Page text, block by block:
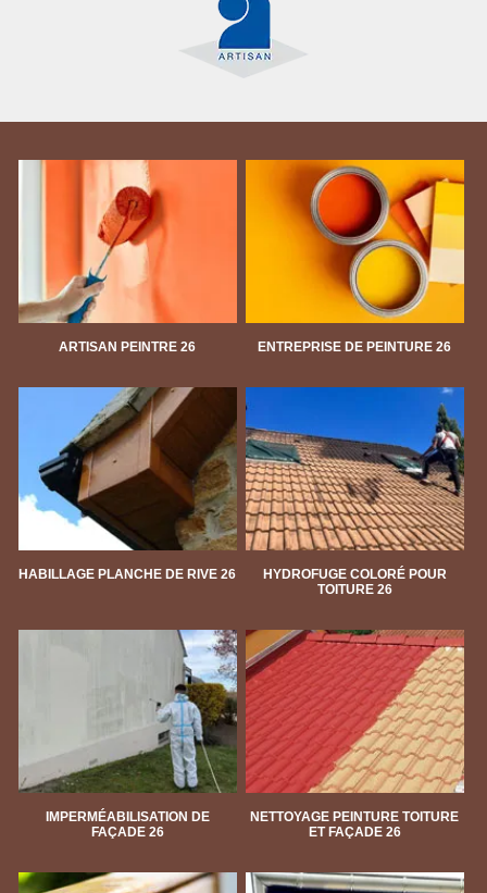
ARTISAN PEINTRE 26 ENTREPRISE DE PEINTURE 26
HABILLAGE PLANCHE DE RIVE 26
HYDROFUGE COLORÉ POUR
TOITURE 26
IMPERMÉABILISATION DE
FAÇADE 26
NETTOYAGE PEINTURE TOITURE
ET FAÇADE 26